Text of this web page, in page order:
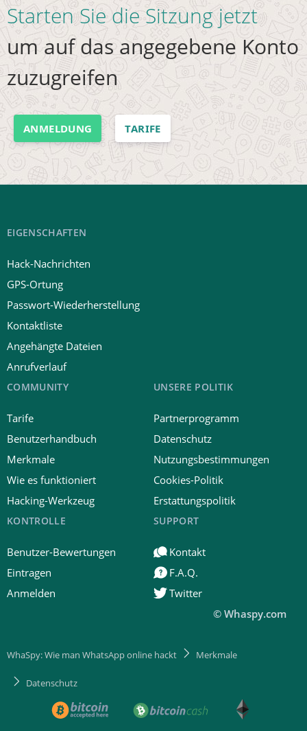
Starten Sie die Sitzung jetzt
um auf das angegebene Konto
zuzugreifen
ANMELDUNG TARIFE
EIGENSCHAFTEN
Hack-Nachrichten
GPS-Ortung
Passwort-Wiederherstellung
Kontaktliste
Angehängte Dateien
Anrufverlauf
COMMUNITY
Tarife
Benutzerhandbuch
Merkmale
Wie es funktioniert
Hacking-Werkzeug
UNSERE POLITIK
Partnerprogramm
Datenschutz
Nutzungsbestimmungen
Cookies-Politik
Erstattungspolitik
KONTROLLE
Benutzer-Bewertungen
Eintragen
Anmelden
SUPPORT
Kontakt
F.A.Q.
Twitter
© Whaspy.com
WhaSpy: Wie man WhatsApp online hackt Merkmale
Datenschutz